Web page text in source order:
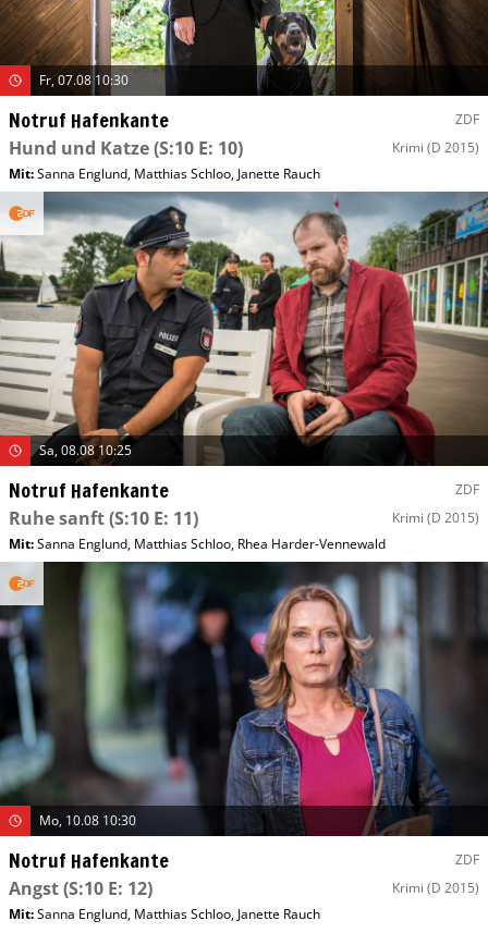
Fr, 07.08 10:30
Notruf Hafenkante ZDF
Hund und Katze(S:10 E: 10) Krimi (D 2015)
Mit:Sanna Englund, Matthias Schloo, Janette Rauch
Sa, 08.08 10:25
Notruf Hafenkante ZDF
Ruhe sanft(S:10 E: 11) Krimi (D 2015)
Mit:Sanna Englund, Matthias Schloo, Rhea Harder-Vennewald
Mo, 10.08 10:30
Notruf Hafenkante ZDF
Angst(S:10 E: 12) Krimi (D 2015)
Mit:Sanna Englund, Matthias Schloo, Janette Rauch